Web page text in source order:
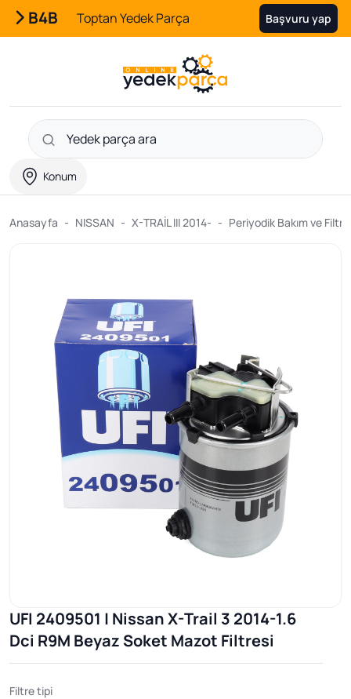
B4B Toptan Yedek Parça Başvuru yap
Konum
Anasayfa NISSAN X-TRAİL III 2014- Periyodik Bakım ve
UFI 2409501 | Nissan X-Trail 3 2014-1.6
Dci R9M Beyaz Soket Mazot Filtresi
Filtre tipi